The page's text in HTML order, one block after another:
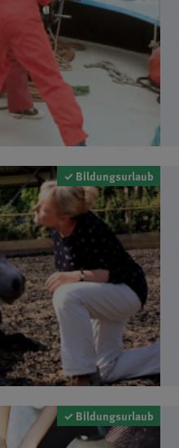
✓ Bildungsurlaub
✓ Bildungsurlaub